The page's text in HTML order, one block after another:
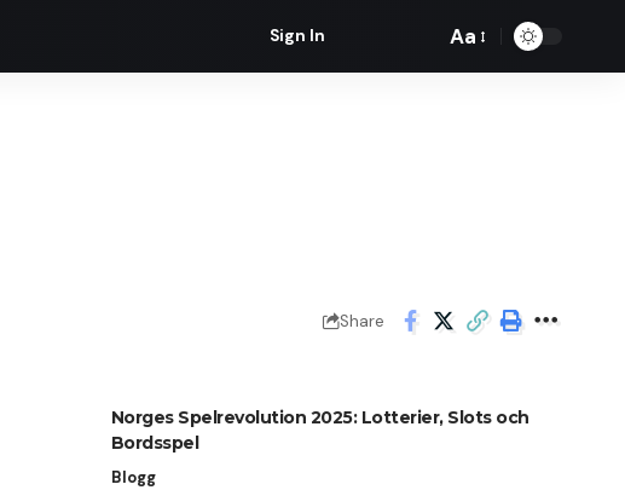
Sign In
Font
Aa
Share
Norges Spelrevolution 2025: Lotterier, Slots och
Bordsspel
Blogg